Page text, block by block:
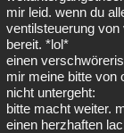
mir leid. wenn du
ventilsteuerung
bereit. *lol*
einen
mir meine bitte von
nicht untergeht:
bitte macht weiter.
einen herzhaften